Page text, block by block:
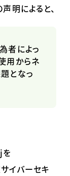
明によると、
者によっ
用からネ
となっ
を
イバーセキ